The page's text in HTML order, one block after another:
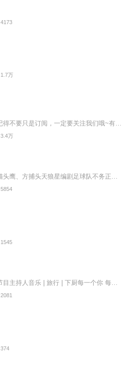
4173
1.7万
3.4万
5854
1545
2081
374